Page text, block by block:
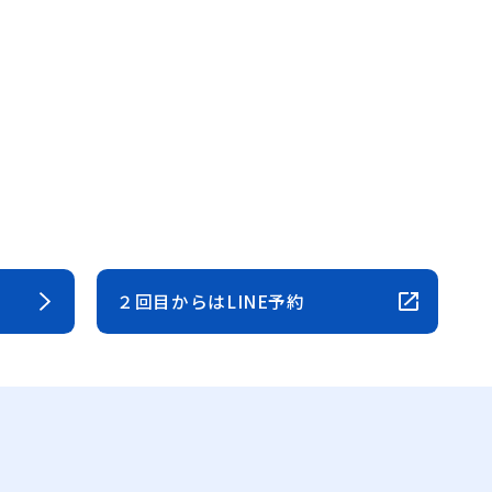
２回目からはLINE予約